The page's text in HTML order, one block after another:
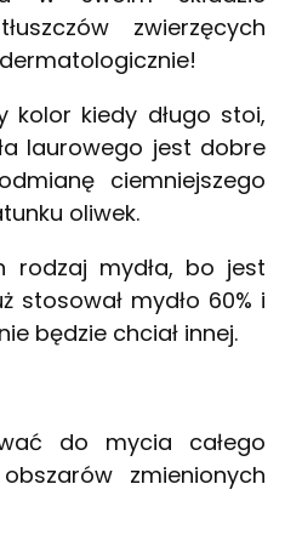
zwierzęcych
kolor kiedy długo stoi,
laurowego jest dobre
ciemniejszego
oliwek.
rodzaj mydła, bo jest
stosował mydło 60% i
będzie chciał innej.
do mycia całego
zmienionych